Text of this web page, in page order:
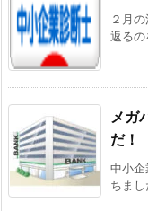
２月
返る
メガ
だ！
中小企
ちま